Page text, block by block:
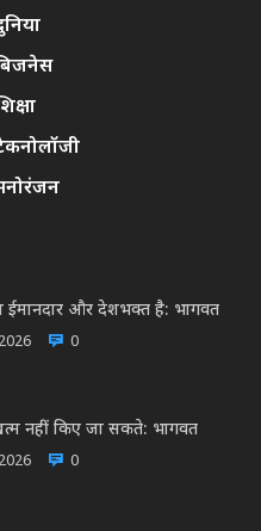
ईमानदार और देशभक्त है: भागवत
0
नहीं किए जा सकते: भागवत
0